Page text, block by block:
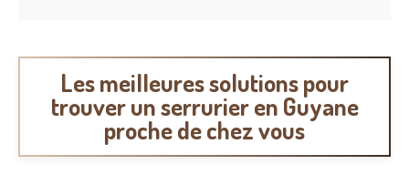
Les meilleures solutions pour
trouver un serrurier en Guyane
proche de chez vous